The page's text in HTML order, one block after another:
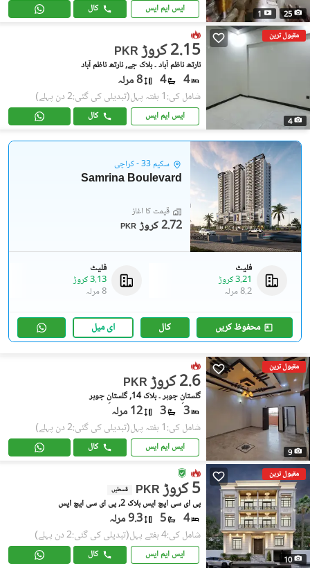
25
1 ایس ایم ایس کال
مقبول ترین
4
PKR 2.15 کروڑ
نارتھ ناظم آباد ۔ بلاک جے, نارتھ ناظم آباد
4
4 8 مرلہ
شامل کی:1 ہفتہ پہل (تبدیلی کی گئی:2 دن پہلے)
ایس ایم ایس کال
سکیم 33 - کراچی
Samrina Boulevard
قیمت کا آغاز
PKR 2.72 کروڑ
فلیٹ
3.21 کروڑ
8.2 مرلہ
فلیٹ
3.13 کروڑ
8 مرلہ
محفوظ کریں کال ای میل
مقبول ترین
9
PKR 2.6 کروڑ
گلستانِِ جوہر ۔ بلاک 14, گلستانِ جوہر
3
3 12 مرلہ
شامل کی:1 ہفتہ پہل (تبدیلی کی گئی:2 دن پہلے)
ایس ایم ایس کال
مقبول ترین
10
PKR 5 کروڑ قسطیں
پی ای سی ایچ ایس بلاک 2, پی ای سی ایچ ایس
4
5 9.3 مرلہ
شامل کی:4 ہفتے پہل (تبدیلی کی گئی:2 دن پہلے)
ایس ایم ایس کال